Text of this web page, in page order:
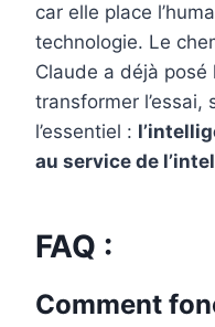
car elle place
technologie. Le
Claude a déjà posé
transformer l’essai,
l’essentiel :
au service de
FAQ :
Comment